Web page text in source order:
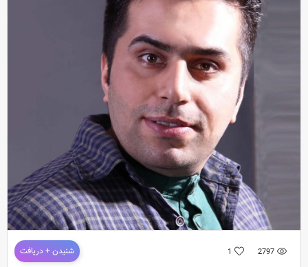
فاتح نورایی به نامخوشبختی ترانه : بهزاد لک / موزیک , میکس و تنظیم : فاتح نورایی
2797
1 شنیدن + دریافت